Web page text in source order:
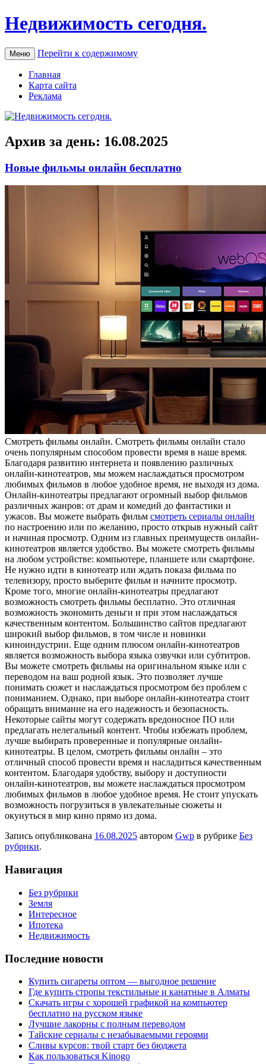
Недвижимость сегодня.
Меню Перейти к содержимому
Главная
Карта сайта
Реклама
Архив за день: 16.08.2025
Новые фильмы онлайн бесплатно
Смoтрeть фильмы oнлaйн. Смoтрeть фильмы онлайн стало
очень популярным способом провести время в наше время.
Благодаря развитию интернета и появлению различных
онлайн-кинотеатров, мы можем наслаждаться просмотром
любимых фильмов в любое удобное время, не выходя из дома.
Онлайн-кинотеатры предлагают огромный выбор фильмов
различных жанров: от драм и комедий до фантастики и
ужасов. Вы можете выбрать фильм смотреть сериалы онлайн
по настроению или по желанию, просто открыв нужный сайт
и начиная просмотр. Одним из главных преимуществ онлайн-
кинотеатров является удобство. Вы можете смотреть фильмы
на любом устройстве: компьютере, планшете или смартфоне.
Не нужно идти в кинотеатр или ждать показа фильма по
телевизору, просто выберите фильм и начните просмотр.
Кроме того, многие онлайн-кинотеатры предлагают
возможность смотреть фильмы бесплатно. Это отличная
возможность экономить деньги и при этом наслаждаться
качественным контентом. Большинство сайтов предлагают
широкий выбор фильмов, в том числе и новинки
киноиндустрии. Еще одним плюсом онлайн-кинотеатров
является возможность выбора языка озвучки или субтитров.
Вы можете смотреть фильмы на оригинальном языке или с
переводом на ваш родной язык. Это позволяет лучше
понимать сюжет и наслаждаться просмотром без проблем с
пониманием. Однако, при выборе онлайн-кинотеатра стоит
обращать внимание на его надежность и безопасность.
Некоторые сайты могут содержать вредоносное ПО или
предлагать нелегальный контент. Чтобы избежать проблем,
лучше выбирать проверенные и популярные онлайн-
кинотеатры. В целом, смотреть фильмы онлайн – это
отличный способ провести время и насладиться качественным
контентом. Благодаря удобству, выбору и доступности
онлайн-кинотеатров, вы можете наслаждаться просмотром
любимых фильмов в любое удобное время. Не стоит упускать
возможность погрузиться в увлекательные сюжеты и
окунуться в мир кино прямо из дома.
Запись опубликована 16.08.2025 автором Gwp в рубрике Без
рубрики.
Навигация
Без рубрики
Земля
Интересное
Ипотека
Недвижимость
Последние новости
Купить сигареты оптом — выгодное решение
Где купить стропы текстильные и канатные в Алматы
Скачать игры с хорошей графикой на компьютер
бесплатно на русском языке
Лучшие лакорны с полным переводом
Тайские сериалы с незабываемыми героями
Сливы курсов: твой старт без бюджета
Как пользоваться Kinogo